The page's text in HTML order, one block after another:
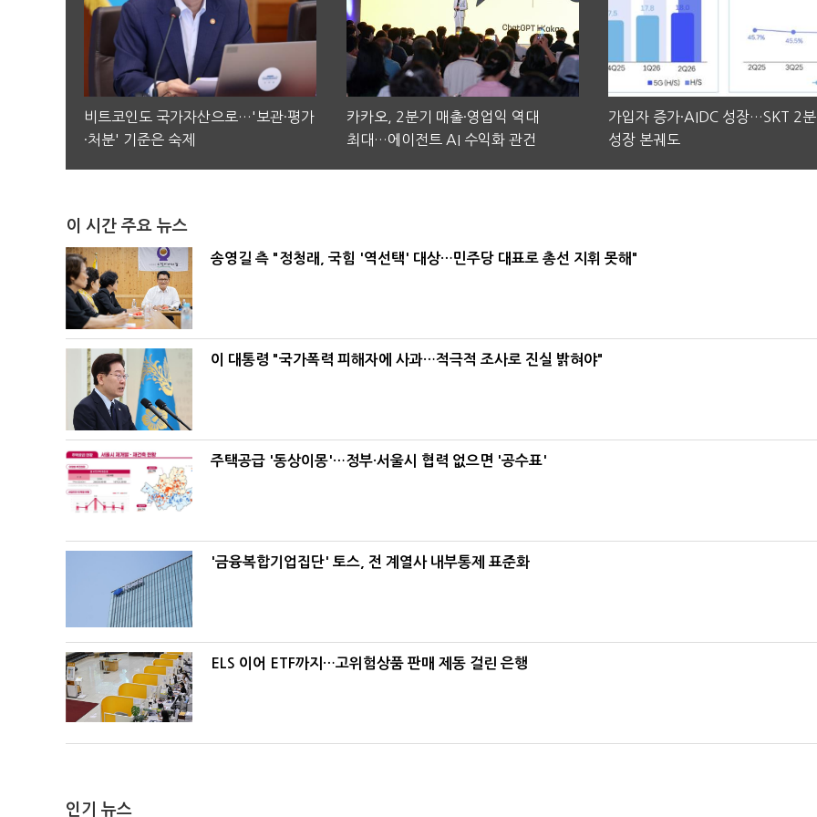
비트코인도 국가자산으로…'보관·평가
·처분' 기준은 숙제
카카오, 2분기 매출·영업익 역대
최대…에이전트 AI 수익화 관건
가입자 증가·AIDC 성장…SKT 2
성장 본궤도
이 시간 주요 뉴스
송영길 측 "정청래, 국힘 '역선택' 대상…민주당 대표로 총선 지휘 못해"
이 대통령 "국가폭력 피해자에 사과…적극적 조사로 진실 밝혀야"
주택공급 '동상이몽'…정부·서울시 협력 없으면 '공수표'
'금융복합기업집단' 토스, 전 계열사 내부통제 표준화
ELS 이어 ETF까지…고위험상품 판매 제동 걸린 은행
인기 뉴스